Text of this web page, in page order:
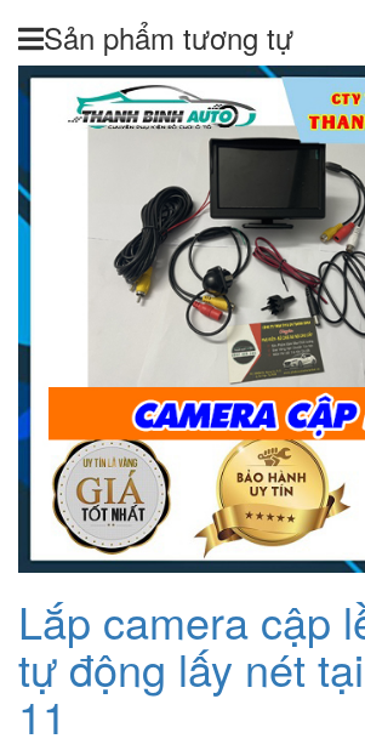
Sản phẩm tương tự
Lắp camera cập
tự động lấy nét
11